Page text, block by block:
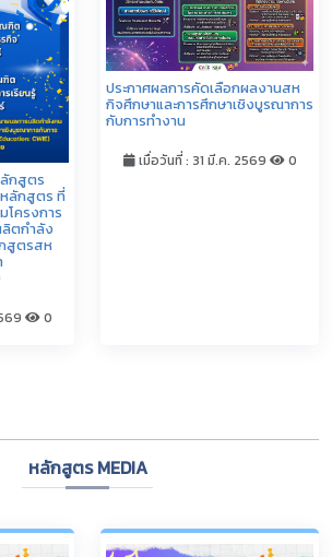
กสูตร
ลักสูตร ที่
โครงการ
ลิตกำลัง
สูตรสห
0
ประกาศผลการคัดเลือกผลงานสห
กิจศึกษาและการศึกษาเชิงบูรณาการ
กับการทำงาน
เมื่อวันที่ : 31 มี.ค. 2569 0
หลักสูตร MEDIA